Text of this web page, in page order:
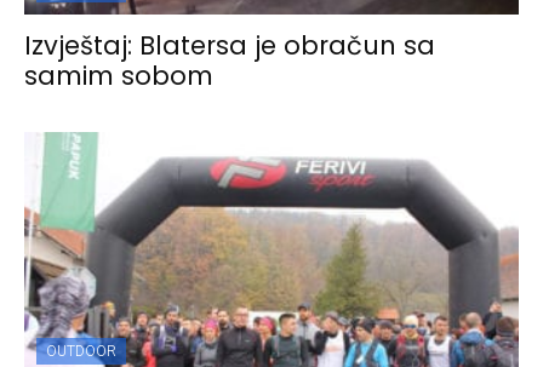
Izvještaj: Blatersa je obračun sa
samim sobom
OUTDOOR